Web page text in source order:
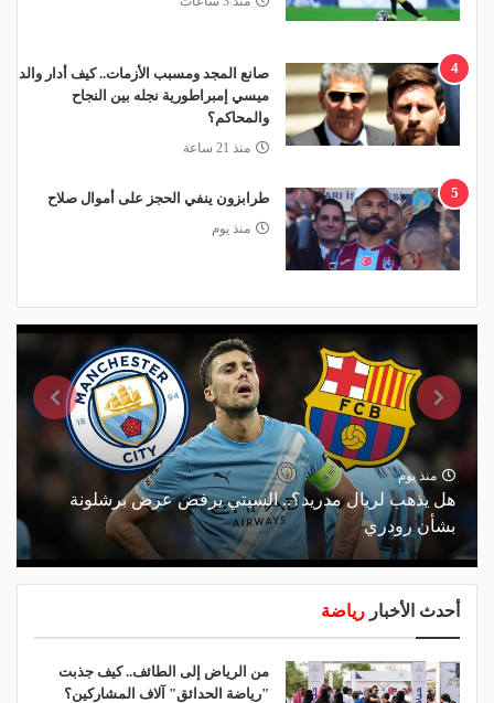
4
صانع المجد ومسبب الأزمات.. كيف أدار والد
ميسي إمبراطورية نجله بين النجاح
والمحاكم؟
منذ 21 ساعة
5 طرابزون ينفي الحجز على أموال صلاح
منذ يوم
منذ يوم
هل يذهب لريال مدريد؟.. السيتي يرفض عرض برشلونة
بشأن رودري
أحدث الأخبار رياضة
من الرياض إلى الطائف.. كيف جذبت
"رياضة الحدائق" آلاف المشاركين؟